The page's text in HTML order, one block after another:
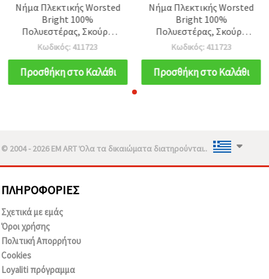
Νήμα Πλεκτικής Worsted
Bright 100%
Πολυεστέρας, Σκούρο
Κίτρινο Χρώμα, 50 γρ. –
Για Πλέξιμο και Διάφορες
Χειροτεχνίες DIY
Κωδικός: 411723
Προσθήκη στο Καλάθι
Νήμα Πλεκτικής Worsted
Bright 100%
Πολυεστέρας, Σκούρο
Κίτρινο Χρώμα, 50 γρ. –
Για Πλέξιμο και Διάφορες
Χειροτεχνίες DIY
Κωδικός: 411723
Προσθήκη στο Καλάθι
© 2004 - 2026 EM ART Όλα τα δικαιώματα διατηρούνται..
ΠΛΗΡΟΦΟΡΊΕΣ
Σχετικά με εμάς
Όροι χρήσης
Πολιτική Απορρήτου
Cookies
Loyaliti πρόγραμμα